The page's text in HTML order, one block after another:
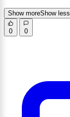
Show moreShow less
0 0